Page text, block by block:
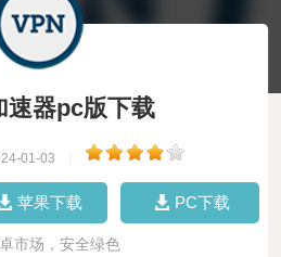
速器pc版下载
01-03
苹果下载 PC下载
市场，安全绿色